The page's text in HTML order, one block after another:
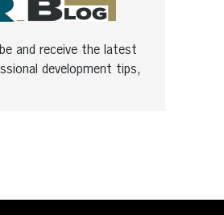
and receive the latest
development tips,